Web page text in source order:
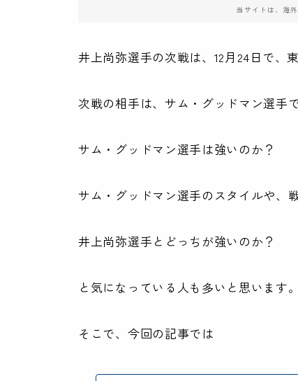
当サイトは、海
井上尚弥選手の次戦は、12月24日で、
次戦の相手は、サム・グッドマン選手で
サム・グッドマン選手は強いのか？
サム・グッドマン選手のスタイルや、
井上尚弥選手とどっちが強いのか？
と気になっている人も多いと思います。
そこで、今回の記事では